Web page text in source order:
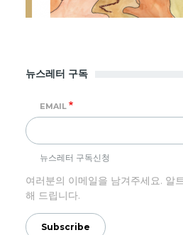
뉴스레터 구독
EMAIL
뉴스레터 구독신청
여러분의 이메일을 남겨주세요. 알
해 드립니다.